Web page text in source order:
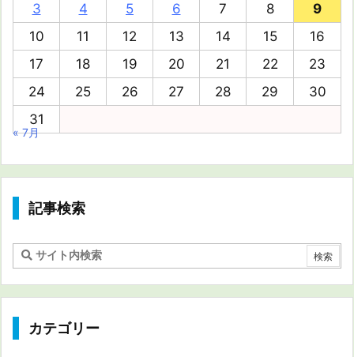
3
4 5 6 7 8
9
10
11 12 13 14 15
16
17
18 19 20 21 22
23
24
25 26 27 28 29
30
31
« 7月
記事検索
カテゴリー